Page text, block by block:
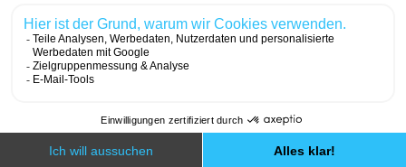
© 2026, Carver Skateboards
Designed with Numeri Design